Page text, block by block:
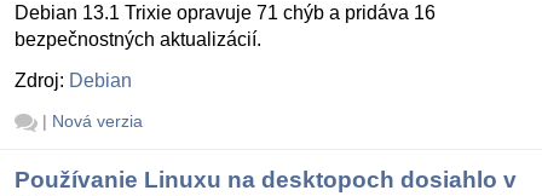
Debian 13.1 Trixie opravuje 71 chýb a pridáva 16
bezpečnostných aktualizácií.
Zdroj: Debian
| Nová verzia
Používanie Linuxu na desktopoch dosiahlo v